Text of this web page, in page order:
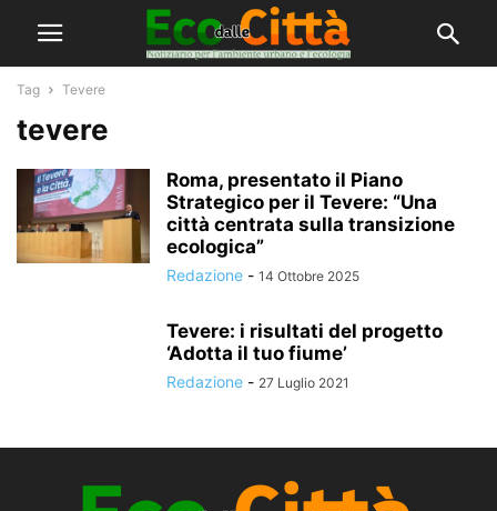
Tag Tevere
tevere
Roma, presentato il Piano
Strategico per il Tevere: “Una
città centrata sulla transizione
ecologica”
Redazione - 14 Ottobre 2025
Tevere: i risultati del progetto
‘Adotta il tuo fiume’
Redazione - 27 Luglio 2021